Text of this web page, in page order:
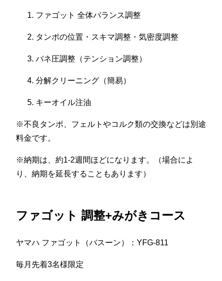
ファゴット 全体バランス調整
タンポの位置・スキマ調整・気密度調整
バネ圧調整（テンション調整）
分解クリーニング（簡易）
キーオイル注油
※不良タンポ、フェルトやコルク類の交換などは別途
料金です。
※納期は、約1-2週間ほどになります。（場合によ
り、納期を延長することもあります）
ファゴット 調整+みがきコース
ヤマハ ファゴット（バスーン）：YFG-811
毎月先着3名様限定